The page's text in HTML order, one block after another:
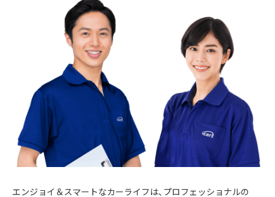
エンジョイ＆スマートなカーライフは、プロフェッショナルの